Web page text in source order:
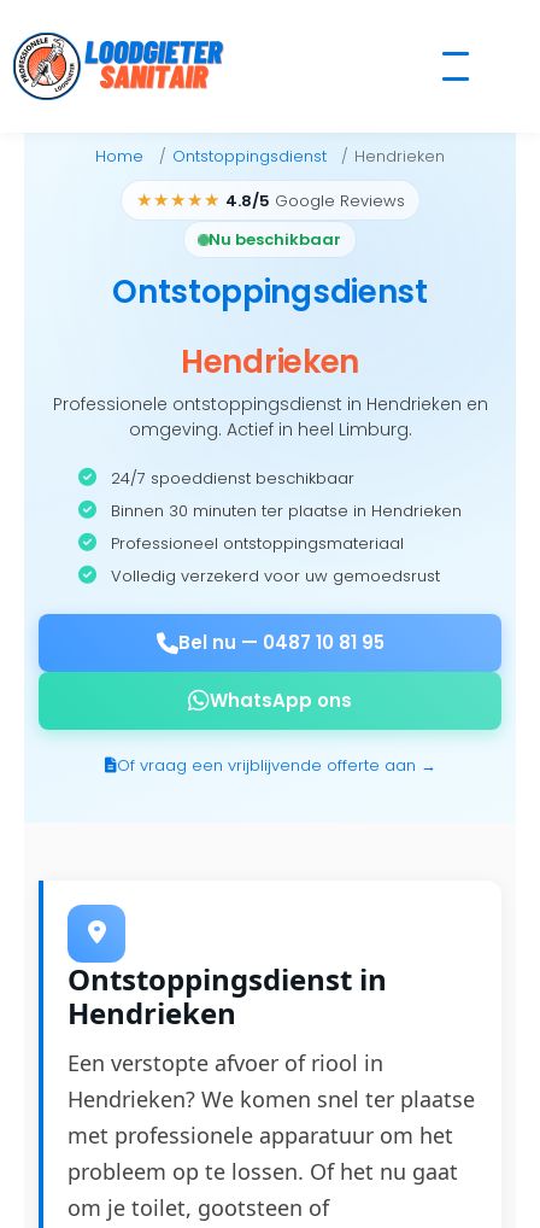
to
content
Home Ontstoppingsdienst Hendrieken
★★★★★ 4.8/5 Google Reviews
Nu beschikbaar
Ontstoppingsdienst
Hendrieken
Professionele ontstoppingsdienst in Hendrieken en
omgeving. Actief in heel Limburg.
24/7 spoeddienst beschikbaar
Binnen 30 minuten ter plaatse in Hendrieken
Professioneel ontstoppingsmateriaal
Volledig verzekerd voor uw gemoedsrust
Bel nu — 0487 10 81 95
WhatsApp ons
Of vraag een vrijblijvende offerte aan →
Ontstoppingsdienst in
Hendrieken
Een verstopte afvoer of riool in
Hendrieken? We komen snel ter plaatse
met professionele apparatuur om het
probleem op te lossen. Of het nu gaat
om je toilet, gootsteen of